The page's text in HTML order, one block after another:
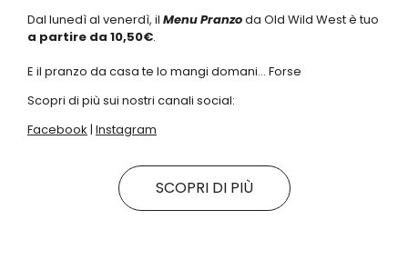
Dal lunedì al venerdì, il Menu Pranzoda Old Wild West è tuo
a partire da 10,50€.
E il pranzo da casa te lo mangi domani… Forse
Scopri di più sui nostri canali social:
Facebook | Instagram
SCOPRI DI PIÙ